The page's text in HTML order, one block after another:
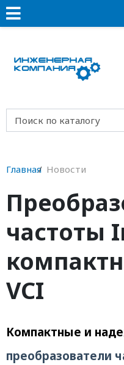
Главная Новости
частоты
VCI
Компактные и
преобразователи